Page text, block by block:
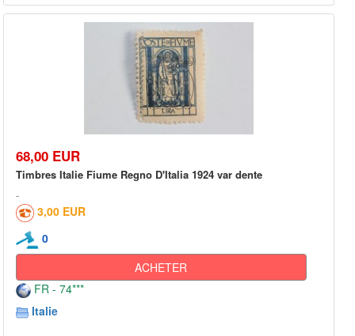
68,00 EUR
Timbres Italie Fiume Regno D'Italia 1924 var dente
3,00 EUR
0
ACHETER
FR - 74***
Italie